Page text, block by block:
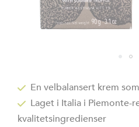
begynnelsen
av
bildegalleri
En velbalansert krem
Laget i Italia i Piemonte-
kvalitetsingredienser